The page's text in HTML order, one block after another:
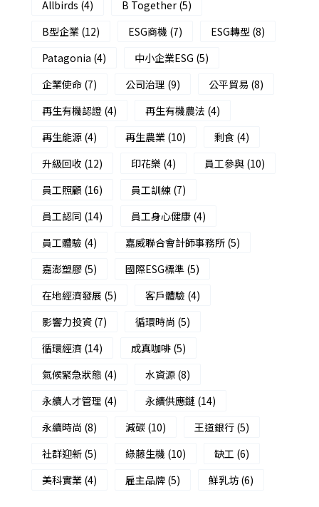
Allbirds (4) B Together (5)
B型企業 (12) ESG商機 (7) ESG轉型 (8)
Patagonia (4) 中小企業ESG (5)
企業使命 (7) 公司治理 (9) 公平貿易 (8)
再生有機認證 (4) 再生有機農法 (4)
再生能源 (4) 再生農業 (10) 剩食 (4)
升級回收 (12) 印花樂 (4) 員工參與 (10)
員工照顧 (16) 員工訓練 (7)
員工認同 (14) 員工身心健康 (4)
員工體驗 (4) 嘉威聯合會計師事務所 (5)
嘉澎塑膠 (5) 國際ESG標準 (5)
在地經濟發展 (5) 客戶體驗 (4)
影響力投資 (7) 循環時尚 (5)
循環經濟 (14) 成真咖啡 (5)
氣候緊急狀態 (4) 水資源 (8)
永續人才管理 (4) 永續供應鏈 (14)
永續時尚 (8) 減碳 (10) 王道銀行 (5)
社群迎新 (5) 綠藤生機 (10) 缺工 (6)
美科實業 (4) 雇主品牌 (5) 鮮乳坊 (6)